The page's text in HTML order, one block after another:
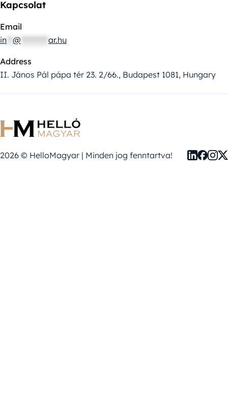
Kapcsolat
Email
in @ ar.hu
Address
II. János Pál pápa tér 23. 2/66., Budapest 1081, Hungary
2026 © HelloMagyar | Minden jog fenntartva!